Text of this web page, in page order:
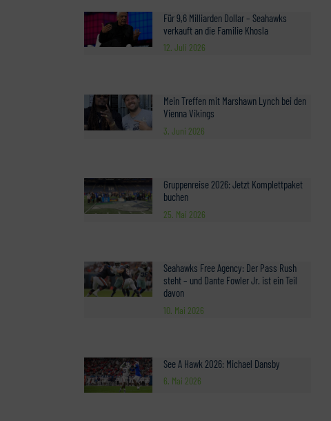
Für 9,6 Milliarden Dollar – Seahawks
verkauft an die Familie Khosla
12. Juli 2026
Mein Treffen mit Marshawn Lynch bei den
Vienna Vikings
3. Juni 2026
Gruppenreise 2026: Jetzt Komplettpaket
buchen
25. Mai 2026
Seahawks Free Agency: Der Pass Rush
steht – und Dante Fowler Jr. ist ein Teil
davon
10. Mai 2026
See A Hawk 2026: Michael Dansby
6. Mai 2026